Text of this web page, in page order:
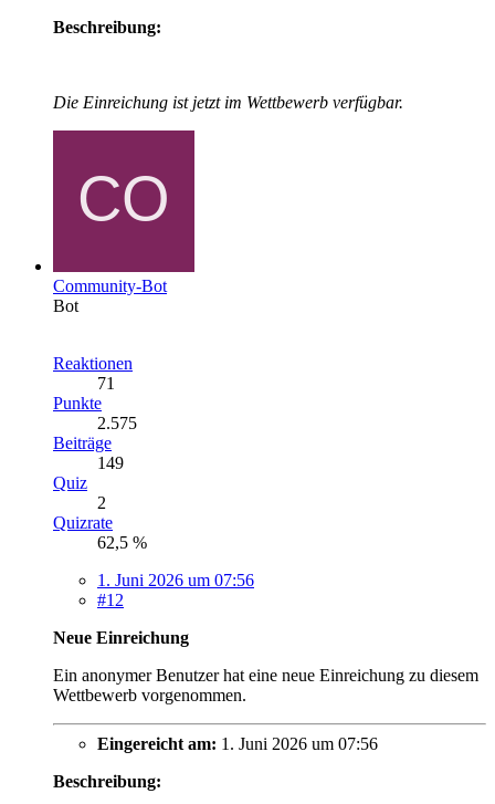
Beschreibung:
Die Einreichung ist jetzt im Wettbewerb verfügbar.
Community-Bot
Bot
Reaktionen
71
Punkte
2.575
Beiträge
149
Quiz
2
Quizrate
62,5 %
1. Juni 2026 um 07:56
#12
Neue Einreichung
Ein anonymer Benutzer hat eine neue Einreichung zu diesem
Wettbewerb vorgenommen.
Eingereicht am: 1. Juni 2026 um 07:56
Beschreibung: